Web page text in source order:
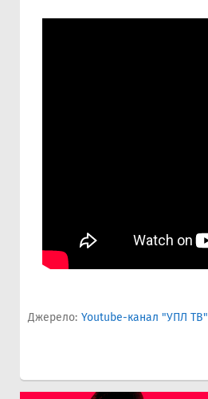
Джерело: Youtube-канал "УПЛ ТВ"